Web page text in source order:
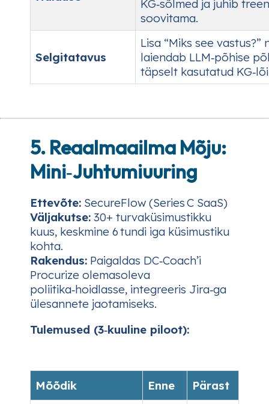
KG‑sõlmed ja juhib
soovitama.
Selgitatavus
Lisa “Miks see vastus?”
laiendab LLM‑põhise
täpselt kasutatud
5. Reaalmaailma Mõju:
Mini‑Juhtumiuuring
Ettevõte: SecureFlow (Series C SaaS)
Väljakutse: 30+ turvaküsimustikku
kuus, keskmine 6 tundi iga küsimustiku
kohta.
Rakendus: Paigaldas DC‑Coach’i
Procurize olemasoleva
poliitika‑hoidlasse, integreeris Jira‑ga
ülesannete jaotamiseks.
Tulemused (3‑kuuline piloot):
Mõõdik Enne
Pärast